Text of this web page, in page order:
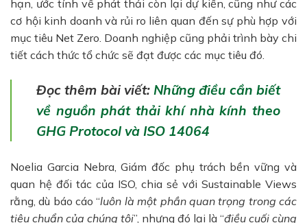
hạn, ước tính về phát thải còn lại dự kiến, cũng như các
cơ hội kinh doanh và rủi ro liên quan đến sự phù hợp với
mục tiêu Net Zero. Doanh nghiệp cũng phải trình bày chi
tiết cách thức tổ chức sẽ đạt được các mục tiêu đó.
Đọc thêm bài viết:Những điều cần biết
về nguồn phát thải khí nhà kính theo
GHG Protocol và ISO 14064
Noelia Garcia Nebra, Giám đốc phụ trách bền vững và
quan hệ đối tác của ISO, chia sẻ với Sustainable Views
rằng, dù báo cáo “luôn là một phần quan trọng trong các
tiêu chuẩn của chúng tôi”, nhưng đó lại là “điều cuối cùng